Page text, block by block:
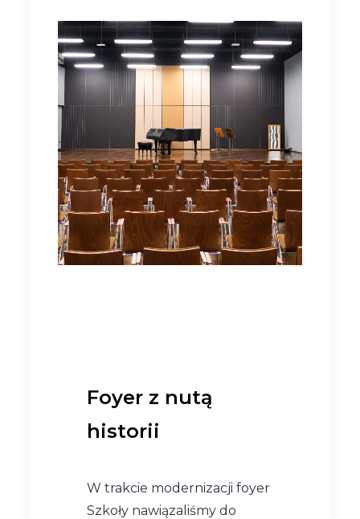
Foyer z nutą
historii
W trakcie modernizacji foyer
Szkoły nawiązaliśmy do